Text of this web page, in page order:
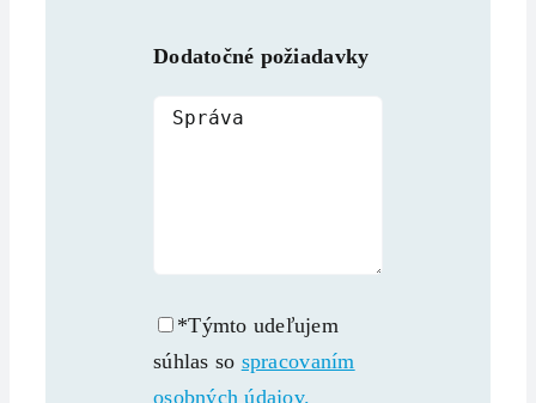
Dodatočné požiadavky
*Týmto udeľujem
súhlas so spracovaním
osobných údajov.